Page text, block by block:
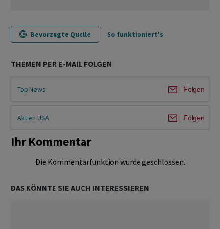
Bevorzugte Quelle So funktioniert's
THEMEN PER E-MAIL FOLGEN
Top News Folgen
Aktien USA Folgen
Ihr Kommentar
Die Kommentarfunktion wurde geschlossen.
DAS KÖNNTE SIE AUCH INTERESSIEREN